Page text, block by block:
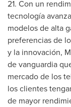
21. Con un
tecnología
modelos de alta
preferencias de
y la innovación,
de vanguardia
mercado de los
los clientes
de mayor